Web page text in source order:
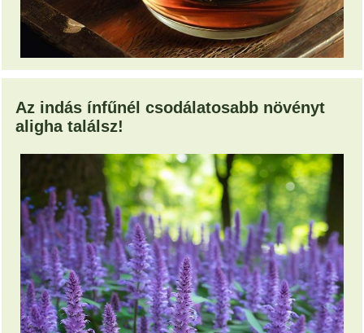
Az indás ínfűnél csodálatosabb növényt
aligha találsz!